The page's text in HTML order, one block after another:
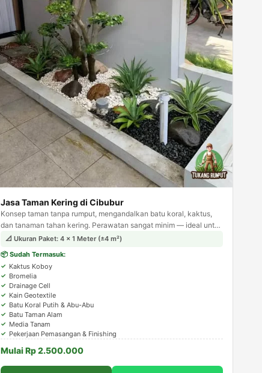
Jasa Taman Kering di Cibubur
Konsep taman tanpa rumput, mengandalkan batu koral, kaktus,
dan tanaman tahan kering. Perawatan sangat minim — ideal untuk
area sempit seperti samping rumah atau carport.
📐 Ukuran Paket: 4 × 1 Meter (±4 m²)
📦 Sudah Termasuk:
Kaktus Koboy
Bromelia
Drainage Cell
Kain Geotextile
Batu Koral Putih & Abu-Abu
Batu Taman Alam
Media Tanam
Pekerjaan Pemasangan & Finishing
Mulai Rp 2.500.000